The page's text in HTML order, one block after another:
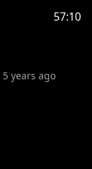
57:10
5 years ago